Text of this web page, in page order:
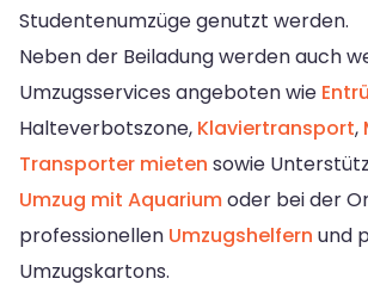
Studentenumzüge genutzt werden.
Neben der Beiladung werden auch
Umzugsservices angeboten wie
Halteverbotszone, Klaviertransport,
Transporter mieten sowie
Umzug mit Aquariumoder bei der
professionellen Umzugshelfern und
Umzugskartons.